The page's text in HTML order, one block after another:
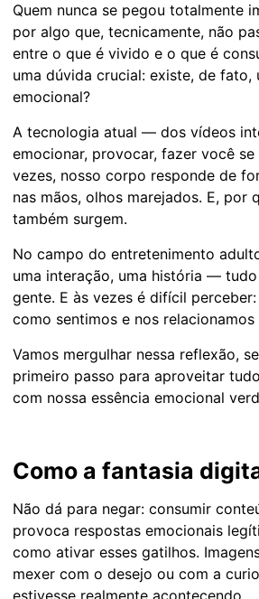
Quem nunca se pegou totalmente
por algo que, tecnicamente, não
entre o que é vivido e o que é
uma dúvida crucial: existe, de
emocional?
A tecnologia atual — dos vídeos
emocionar, provocar, fazer você
vezes, nosso corpo responde de
nas mãos, olhos marejados. E,
também surgem.
No campo do entretenimento
uma interação, uma história —
gente. E às vezes é difícil
como sentimos e nos
Vamos mergulhar nessa reflexão,
primeiro passo para aproveitar
com nossa essência emocional
Como a fantasia
Não dá para negar: consumir
provoca respostas emocionais
como ativar esses gatilhos.
mexer com o desejo ou com a